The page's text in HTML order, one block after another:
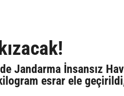
Jandarma İnsansız
esrar ele